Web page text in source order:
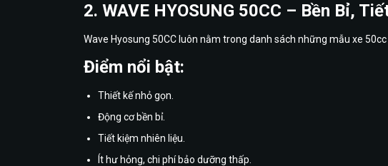
2. WAVE HYOSUNG 50CC – Bền Bỉ,
Wave Hyosung 50CC luôn nằm trong danh sách những mẫu xe 50cc
Điểm nổi bật:
Thiết kế nhỏ gọn.
Động cơ bền bỉ.
Tiết kiệm nhiên liệu.
Ít hư hỏng, chi phí bảo dưỡng thấp.